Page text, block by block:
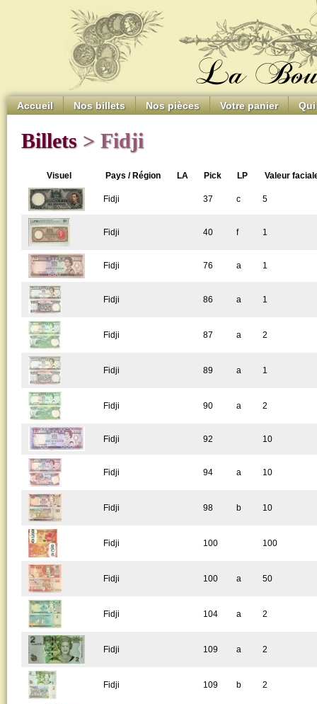
Accueil Nos billets Nos pièces Votre panier
Billets > Fidji
Visuel Pays / Région LA Pick LP Valeur
Fidji 37 c 5
Fidji 40 f 1
Fidji 76 a 1
Fidji 86 a 1
Fidji 87 a 2
Fidji 89 a 1
Fidji 90 a 2
Fidji 92 10
Fidji 94 a 10
Fidji 98 b 10
Fidji 100 100
Fidji 100 a 50
Fidji 104 a 2
Fidji 109 a 2
Fidji 109 b 2